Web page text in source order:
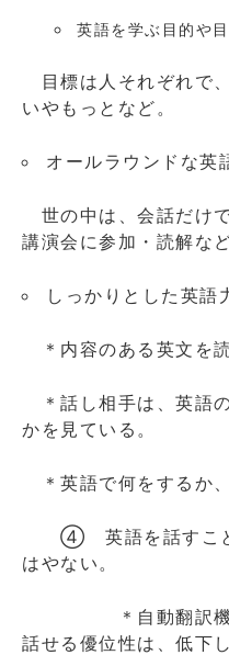
英語を学ぶ目的や
目標は人それぞれで
いやもっとなど。
オールラウンドな英
世の中は、会話だけ
講演会に参加・読解な
しっかりとした英語
＊内容のある英文を
＊話し相手は、英語
かを見ている。
＊英語で何をするか
④ 英語を話すこと
はやない。
＊自動翻訳機や
話せる優位性は、低下